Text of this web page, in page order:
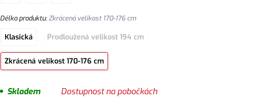
Délka produktu:Zkrácená velikost 170-176 cm
Klasická Prodloužená velikost 194 cm
Zkrácená velikost 170-176 cm
Skladem Dostupnost na pobočkách